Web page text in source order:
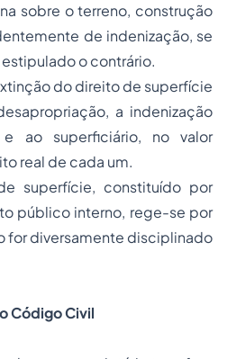
sobre o terreno, construção
de indenização, se
o contrário.
do direito de superfície
a indenização
ao superficiário, no valor
real de cada um.
superfície, constituído por
público interno, rege-se por
for diversamente disciplinado
Código Civil